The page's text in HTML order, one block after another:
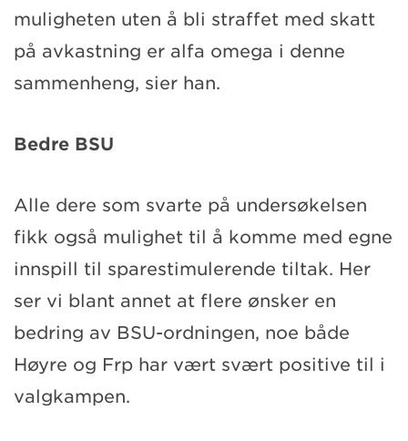
muligheten uten å bli straffet med skatt
på avkastning er alfa omega i denne
sammenheng, sier han.
Bedre BSU
Alle dere som svarte på undersøkelsen
fikk også mulighet til å komme med egne
innspill til sparestimulerende tiltak. Her
ser vi blant annet at flere ønsker en
bedring av BSU-ordningen, noe både
Høyre og Frp har vært svært positive til i
valgkampen.